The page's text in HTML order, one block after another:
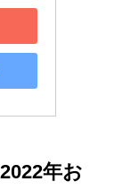
年お